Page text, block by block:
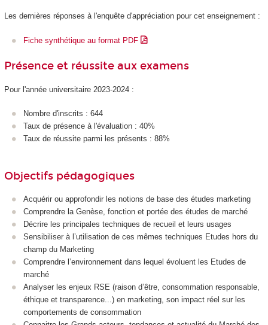
Les dernières réponses à l'enquête d'appréciation pour cet enseignement :
Fiche synthétique au format PDF
Présence et réussite aux examens
Pour l'année universitaire 2023-2024 :
Nombre d'inscrits : 644
Taux de présence à l'évaluation : 40%
Taux de réussite parmi les présents : 88%
Objectifs pédagogiques
Acquérir ou approfondir les notions de base des études marketing
Comprendre la Genèse, fonction et portée des études​ de marché
Décrire les principales techniques de recueil et leurs usages​
Sensibiliser à l’utilisation de ces mêmes techniques Etudes hors du
champ du Marketing​
Comprendre l’environnement dans lequel évoluent les Etudes de
marché​
Analyser les enjeux RSE (raison d’être, consommation responsable,
éthique et transparence...) en marketing, son impact réel sur les
comportements de consommation